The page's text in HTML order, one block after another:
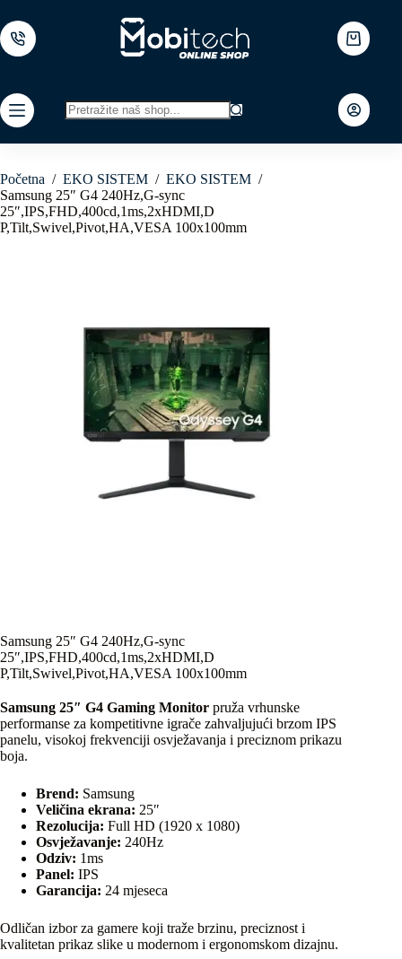
to
content
Shopping
cart
results
Početna / EKO SISTEM / EKO SISTEM /
Samsung 25″ G4 240Hz,G-sync
25″,IPS,FHD,400cd,1ms,2xHDMI,D
P,Tilt,Swivel,Pivot,HA,VESA 100x100mm
Samsung 25″ G4 240Hz,G-sync
25″,IPS,FHD,400cd,1ms,2xHDMI,D
P,Tilt,Swivel,Pivot,HA,VESA 100x100mm
Samsung 25″ G4 Gaming Monitor pruža vrhunske
performanse za kompetitivne igrače zahvaljujući brzom IPS
panelu, visokoj frekvenciji osvježavanja i preciznom prikazu
boja.
Brend: Samsung
Veličina ekrana: 25″
Rezolucija: Full HD (1920 x 1080)
Osvježavanje: 240Hz
Odziv: 1ms
Panel: IPS
Garancija: 24 mjeseca
Odličan izbor za gamere koji traže brzinu, preciznost i
kvalitetan prikaz slike u modernom i ergonomskom dizajnu.